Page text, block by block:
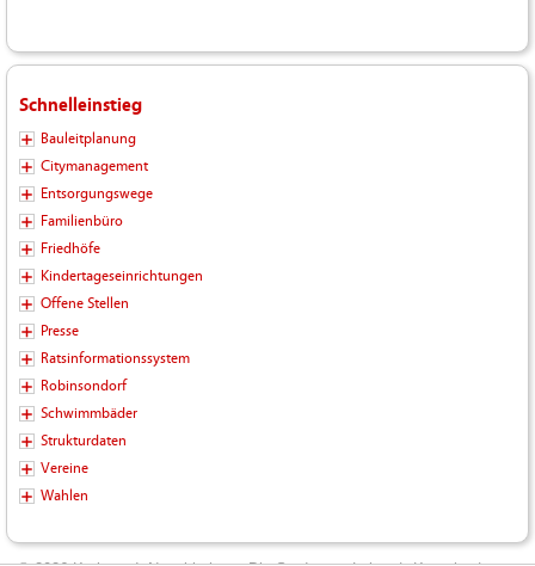
Schnelleinstieg
Bauleitplanung
Citymanagement
Entsorgungswege
Familienbüro
Friedhöfe
Kindertageseinrichtungen
Offene Stellen
Presse
Ratsinformationssystem
Robinsondorf
Schwimmbäder
Strukturdaten
Vereine
Wahlen